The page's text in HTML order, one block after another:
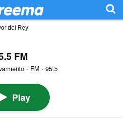
del Rey
FM
· FM · 95.5
Play